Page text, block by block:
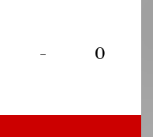
- 0